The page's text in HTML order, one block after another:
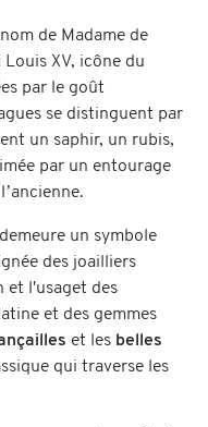
de Madame de
XV, icône du
par le goût
se distinguent par
un saphir, un rubis,
par un entourage
un symbole
des joailliers
et l'usaget des
et des gemmes
et les belles
qui traverse les